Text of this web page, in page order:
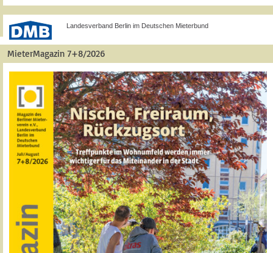
Landesverband Berlin im Deutschen Mieterbund
MieterMagazin 7+8/2026